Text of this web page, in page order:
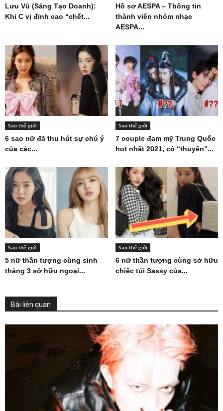
Lưu Vũ (Sáng Tạo Doanh):
Khi C vị đỉnh cao “chết...
Hồ sơ AESPA – Thông tin
thành viên nhóm nhạc
AESPA...
Sao thế giới
6 sao nữ đã thu hút sự chú ý
của các...
Sao thế giới
7 couple đam mỹ Trung Quốc
hot nhất 2021, có “thuyền”...
Sao thế giới
5 nữ thần tượng cùng sinh
tháng 3 sở hữu ngoại...
Sao thế giới
6 nữ thần tượng cùng sở hữu
chiếc túi Sassy của...
Bài liên quan